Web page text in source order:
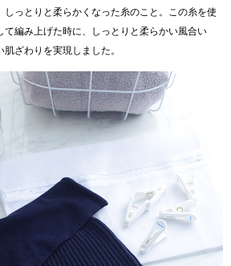
っとりと柔らかくなった糸のこと。この糸を使
て編み上げた時に、しっとりと柔らかい風合い
ざわりを実現しました。